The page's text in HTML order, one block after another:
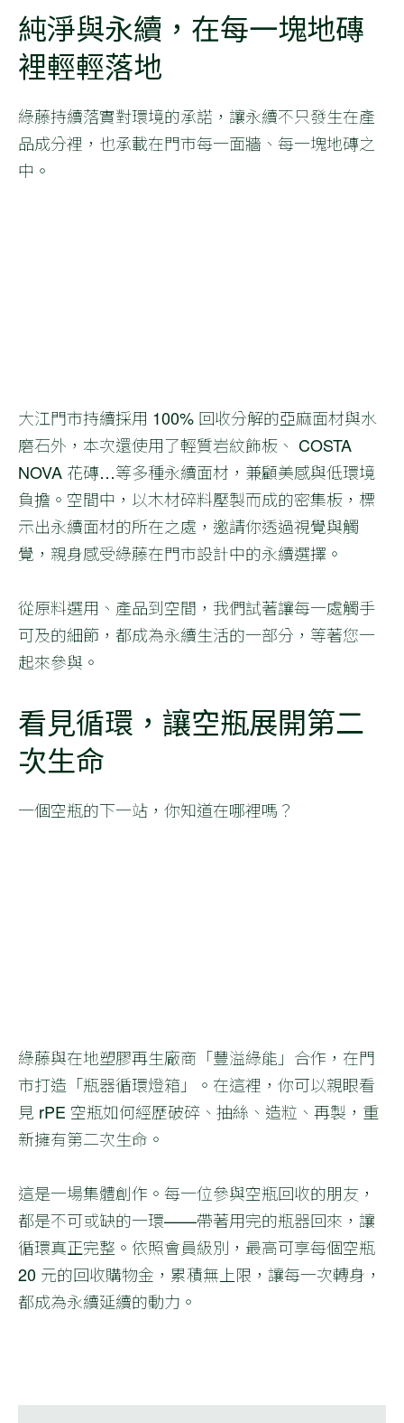
純淨與永續，在每一塊地磚
裡輕輕落地
綠藤持續落實對環境的承諾，讓永續不只發生在產
品成分裡，也承載在門市每一面牆、每一塊地磚之
中。
大江門市持續採用 100% 回收分解的亞麻面材與水
磨石外，本次還使用了輕質岩紋飾板、 COSTA
NOVA 花磚…等多種永續面材，兼顧美感與低環境
負擔。空間中，以木材碎料壓製而成的密集板，標
示出永續面材的所在之處，邀請你透過視覺與觸
覺，親身感受綠藤在門市設計中的永續選擇。
從原料選用、產品到空間，我們試著讓每一處觸手
可及的細節，都成為永續生活的一部分，等著您一
起來參與。
看見循環，讓空瓶展開第二
次生命
一個空瓶的下一站，你知道在哪裡嗎？
綠藤與在地塑膠再生廠商「豐溢綠能」合作，在門
市打造「瓶器循環燈箱」。在這裡，你可以親眼看
見 rPE 空瓶如何經歷破碎、抽絲、造粒、再製，重
新擁有第二次生命。
這是一場集體創作。每一位參與空瓶回收的朋友，
都是不可或缺的一環——帶著用完的瓶器回來，讓
循環真正完整。依照會員級別，最高可享每個空瓶
20 元的回收購物金，累積無上限，讓每一次轉身，
都成為永續延續的動力。